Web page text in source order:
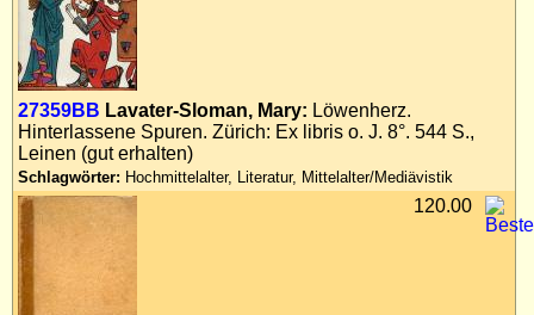
27359BB Lavater-Sloman, Mary: Löwenherz.
Hinterlassene Spuren. Zürich: Ex libris o. J. 8°. 544 S.,
Leinen (gut erhalten)
Schlagwörter: Hochmittelalter, Literatur, Mittelalter/Mediävistik
120.00